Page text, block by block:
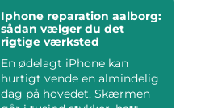
Iphone reparation aalborg:
sådan vælger du det
rigtige værksted
En ødelagt iPhone kan
hurtigt vende en almindelig
dag på hovedet. Skærmen